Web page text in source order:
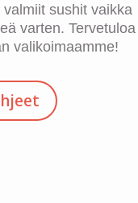
valmiit sushit vaikka
varten. Tervetuloa
valikoimaamme!